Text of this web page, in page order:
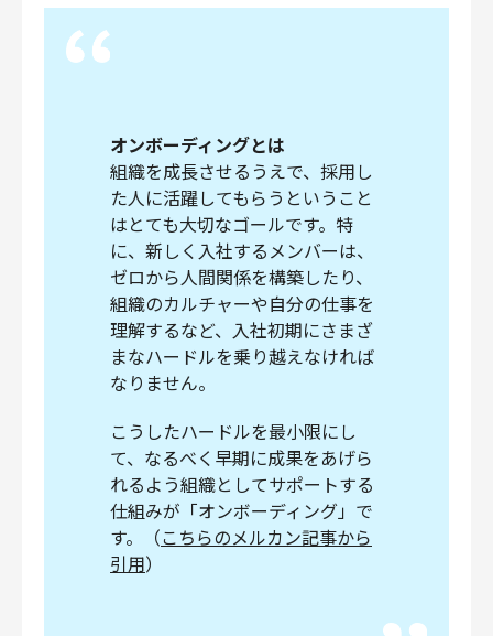
プロダクトマネジメント
データアナリティクス
財務・経理
内部監査・リスク
セキュリティ・プライバシー
募集中の求人一覧
オンボーディングとは
組織を成長させるうえで、採用し
た人に活躍してもらうということ
はとても大切なゴールです。特
に、新しく入社するメンバーは、
ゼロから人間関係を構築したり、
組織のカルチャーや自分の仕事を
理解するなど、入社初期にさまざ
まなハードルを乗り越えなければ
なりません。
こうしたハードルを最小限にし
て、なるべく早期に成果をあげら
れるよう組織としてサポートする
仕組みが「オンボーディング」で
す。（こちらのメルカン記事から
引用）